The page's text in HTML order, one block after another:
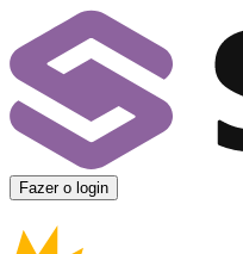
Fazer o login